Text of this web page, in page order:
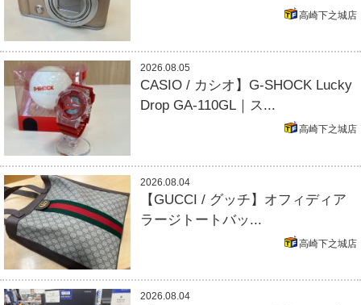
高崎下之城店
2026.08.05
CASIO / カシオ】G-SHOCK Lucky
Drop GA-110GL｜ス...
高崎下之城店
2026.08.04
【GUCCI / グッチ】オフィディア
ラージトートバッ...
高崎下之城店
2026.08.04